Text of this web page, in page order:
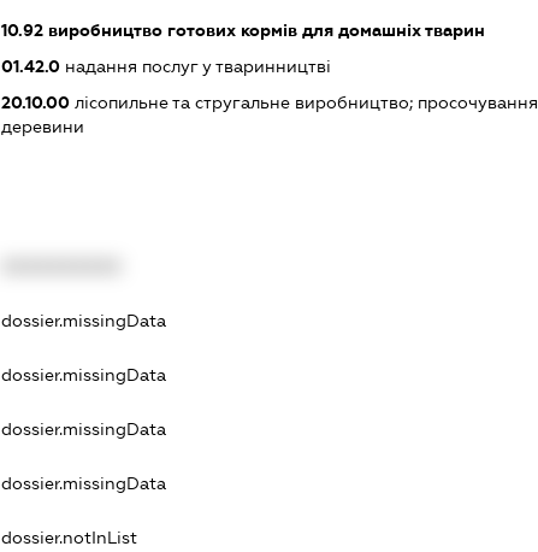
10.92виробництво готових кормів для домашніх тварин
01.42.0надання послуг у тваринництві
20.10.00лісопильне та стругальне виробництво; просочування
деревини
dossier.missingData
dossier.missingData
dossier.missingData
dossier.missingData
dossier.notInList